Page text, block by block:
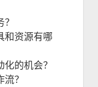
和资源有哪
的机会？
？